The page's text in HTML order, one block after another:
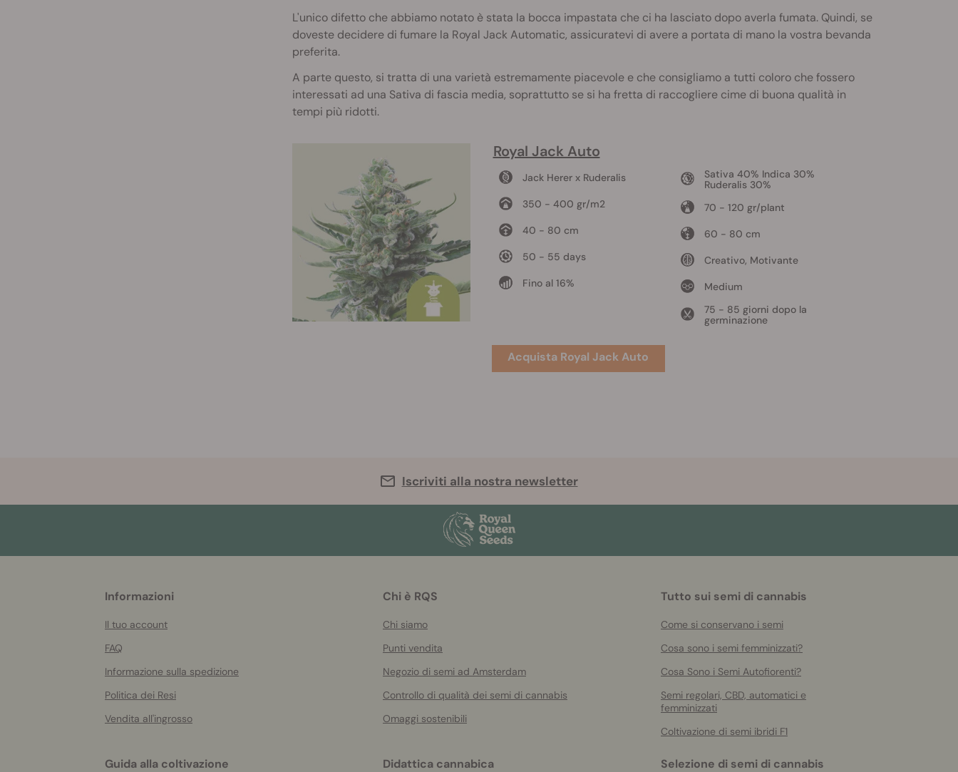
L'unico difetto che abbiamo notato è stata la bocca impastata che ci ha lasciato dopo averla fumata. Quindi, se
doveste decidere di fumare la Royal Jack Automatic, assicuratevi di avere a portata di mano la vostra bevanda
preferita.
A parte questo, si tratta di una varietà estremamente piacevole e che consigliamo a tutti coloro che fossero
interessati ad una Sativa di fascia media, soprattutto se si ha fretta di raccogliere cime di buona qualità in
tempi più ridotti.
Royal Jack Auto
Jack Herer x Ruderalis
350 - 400 gr/m2
40 - 80 cm
50 - 55 days
Fino al 16%
Sativa 40% Indica 30%
Ruderalis 30%
70 - 120 gr/plant
60 - 80 cm
Creativo, Motivante
Medium
75 - 85 giorni dopo la
germinazione
Acquista Royal Jack Auto
Iscriviti alla nostra newsletter
Informazioni
Il tuo account
FAQ
Informazione sulla spedizione
Politica dei Resi
Vendita all'ingrosso
Chi è RQS
Chi siamo
Punti vendita
Negozio di semi ad Amsterdam
Controllo di qualità dei semi di cannabis
Omaggi sostenibili
Tutto sui semi di cannabis
Come si conservano i semi
Cosa sono i semi femminizzati?
Cosa Sono i Semi Autofiorenti?
Semi regolari, CBD, automatici e
femminizzati
Coltivazione di semi ibridi F1
Guida alla coltivazione Didattica cannabica Selezione di semi di cannabis